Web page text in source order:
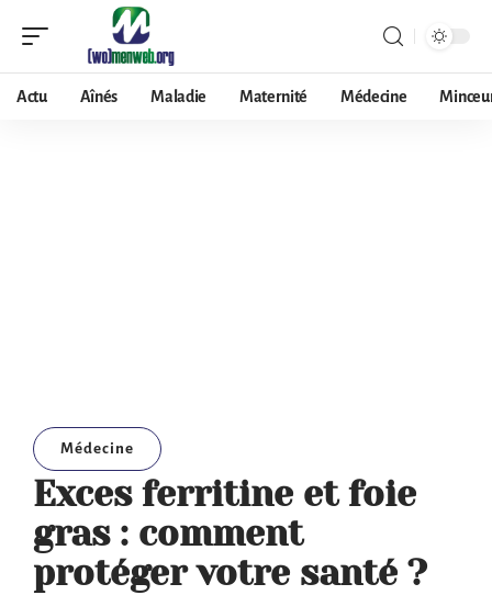
Actu Aînés Maladie Maternité Médecine
Médecine
Exces ferritine et foie
gras : comment
protéger votre santé ?